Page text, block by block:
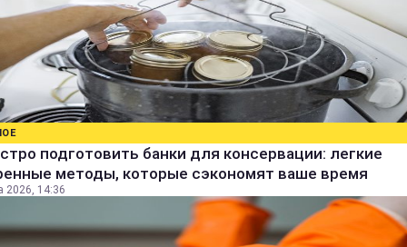
подготовить банки для консервации: легкие
методы, которые сэкономят ваше время
2026, 14:36